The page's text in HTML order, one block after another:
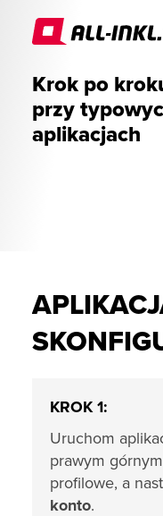
Krok po
przy
aplikacjach
KROK 1:
Uruchom
prawym
profilowe, a
konto.